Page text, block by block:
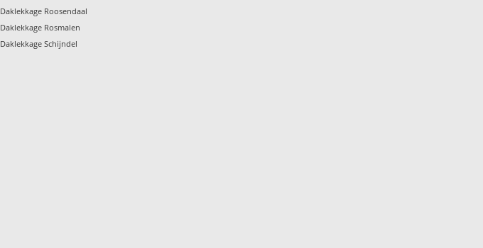
Daklekkage Roosendaal
Daklekkage Rosmalen
Daklekkage Schijndel